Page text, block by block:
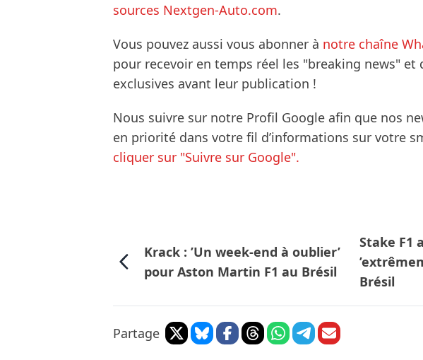
sources Nextgen-Auto.com.
Vous pouvez aussi vous abonner à notre chaîne
pour recevoir en temps réel les "breaking news"
exclusives avant leur publication !
Nous suivre sur notre Profil Google afin que nos
en priorité dans votre fil d’informations sur votre
cliquer sur "Suivre sur Google".
Krack : ’Un week-end à oublier’
pour Aston Martin F1 au Brésil
Stake F1
Brésil
Partage